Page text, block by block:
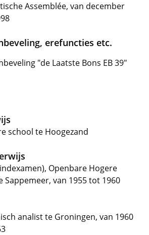
Assemblée, van december
erefuncties etc.
"de Laatste Bons EB 39"
school te Hoogezand
Openbare Hogere
Sappemeer, van 1955 tot 1960
analist te Groningen, van 1960